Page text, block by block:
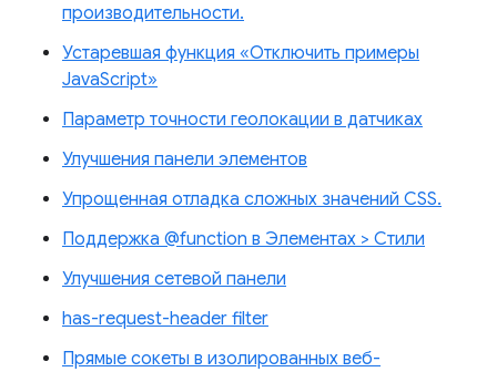
производительности.
Устаревшая функция «Отключить примеры
JavaScript»
Параметр точности геолокации в датчиках
Улучшения панели элементов
Упрощенная отладка сложных значений CSS.
Поддержка @function в Элементах > Стили
Улучшения сетевой панели
has-request-header filter
Прямые сокеты в изолированных веб-